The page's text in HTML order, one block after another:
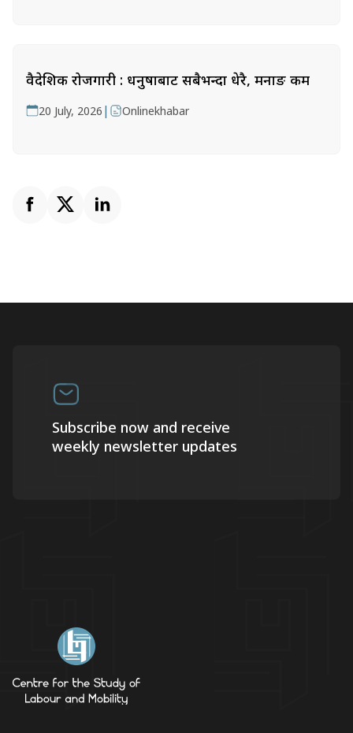
वैदेशिक रोजगारी : धनुषाबाट सबैभन्दा धेरै, मनाङ कम
20 July, 2026 | Onlinekhabar
Subscribe now and receive
weekly newsletter updates